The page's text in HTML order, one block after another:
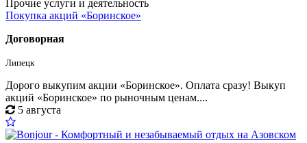
Прочие услуги и деятельность
Покупка акций «Боринское»
Договорная
Липецк
Дорого выкупим акции «Боринское». Оплата сразу! Выкуп
акций «Боринское» по рыночным ценам....
5 августа